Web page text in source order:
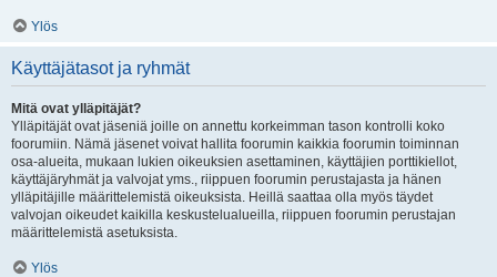
Ylös
Käyttäjätasot ja ryhmät
Mitä ovat ylläpitäjät?
Ylläpitäjät ovat jäseniä joille on annettu korkeimman tason kontrolli koko
foorumiin. Nämä jäsenet voivat hallita foorumin kaikkia foorumin toiminnan
osa-alueita, mukaan lukien oikeuksien asettaminen, käyttäjien porttikiellot,
käyttäjäryhmät ja valvojat yms., riippuen foorumin perustajasta ja hänen
ylläpitäjille määrittelemistä oikeuksista. Heillä saattaa olla myös täydet
valvojan oikeudet kaikilla keskustelualueilla, riippuen foorumin perustajan
määrittelemistä asetuksista.
Ylös